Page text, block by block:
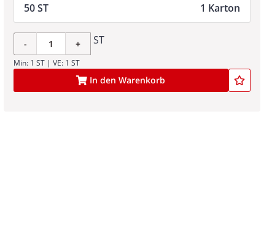
50 ST 1 Karton
- + ST
Min: 1 ST | VE: 1 ST
In den Warenkorb